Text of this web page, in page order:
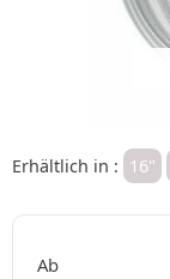
Erhältlich in : 16"
Ab